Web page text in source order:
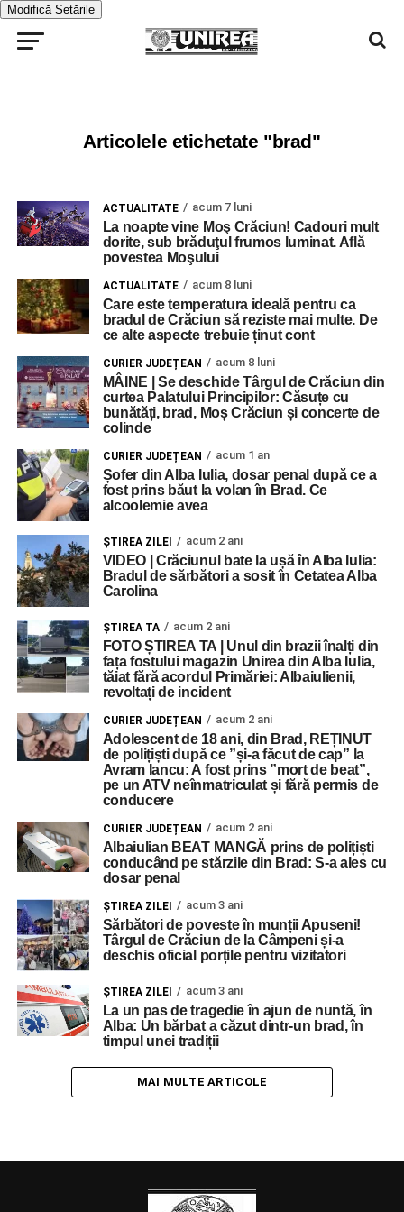
Modifică Setările
Articolele etichetate "brad"
ACTUALITATE acum 7 luni
La noapte vine Moş Crăciun! Cadouri mult
dorite, sub brăduţul frumos luminat. Află
povestea Moşului
ACTUALITATE acum 8 luni
Care este temperatura ideală pentru ca
bradul de Crăciun să reziste mai multe. De
ce alte aspecte trebuie ținut cont
CURIER JUDEȚEAN acum 8 luni
MÂINE | Se deschide Târgul de Crăciun din
curtea Palatului Principilor: Căsuțe cu
bunătăți, brad, Moș Crăciun și concerte de
colinde
CURIER JUDEȚEAN acum 1 an
Șofer din Alba Iulia, dosar penal după ce a
fost prins băut la volan în Brad. Ce
alcoolemie avea
ŞTIREA ZILEI acum 2 ani
VIDEO | Crăciunul bate la ușă în Alba Iulia:
Bradul de sărbători a sosit în Cetatea Alba
Carolina
ŞTIREA TA acum 2 ani
FOTO ȘTIREA TA | Unul din brazii înalți din
fața fostului magazin Unirea din Alba Iulia,
tăiat fără acordul Primăriei: Albaiulienii,
revoltați de incident
CURIER JUDEȚEAN acum 2 ani
Adolescent de 18 ani, din Brad, REȚINUT
de polițiști după ce ”și-a făcut de cap” la
Avram Iancu: A fost prins ”mort de beat”,
pe un ATV neînmatriculat și fără permis de
conducere
CURIER JUDEȚEAN acum 2 ani
Albaiulian BEAT MANGĂ prins de polițiști
conducând pe stărzile din Brad: S-a ales cu
dosar penal
ŞTIREA ZILEI acum 3 ani
Sărbători de poveste în munții Apuseni!
Târgul de Crăciun de la Câmpeni și-a
deschis oficial porțile pentru vizitatori
ŞTIREA ZILEI acum 3 ani
La un pas de tragedie în ajun de nuntă, în
Alba: Un bărbat a căzut dintr-un brad, în
timpul unei tradiții
MAI MULTE ARTICOLE